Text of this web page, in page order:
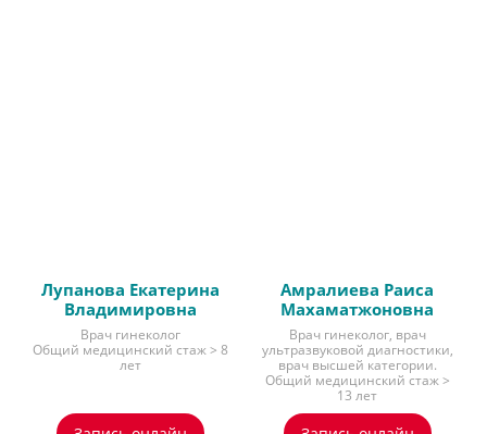
Лупанова Екатерина
Владимировна
Врач гинеколог
Общий медицинский стаж > 8
лет
Амралиева Раиса
Махаматжоновна
Врач гинеколог, врач
ультразвуковой диагностики,
врач высшей категории.
Общий медицинский стаж >
13 лет